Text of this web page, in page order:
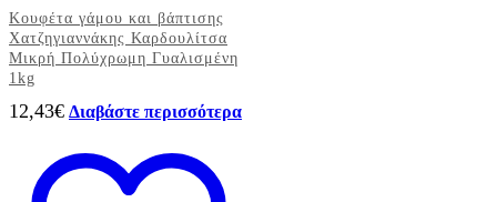
Κουφέτα γάμου και βάπτισης
Χατζηγιαννάκης Καρδουλίτσα
Μικρή Πολύχρωμη Γυαλισμένη
1kg
12,43€ Διαβάστε περισσότερα